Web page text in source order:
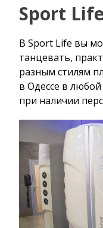
Sport Life
В Sport Life вы
танцевать,
разным стилям
в Одессе в
при наличии